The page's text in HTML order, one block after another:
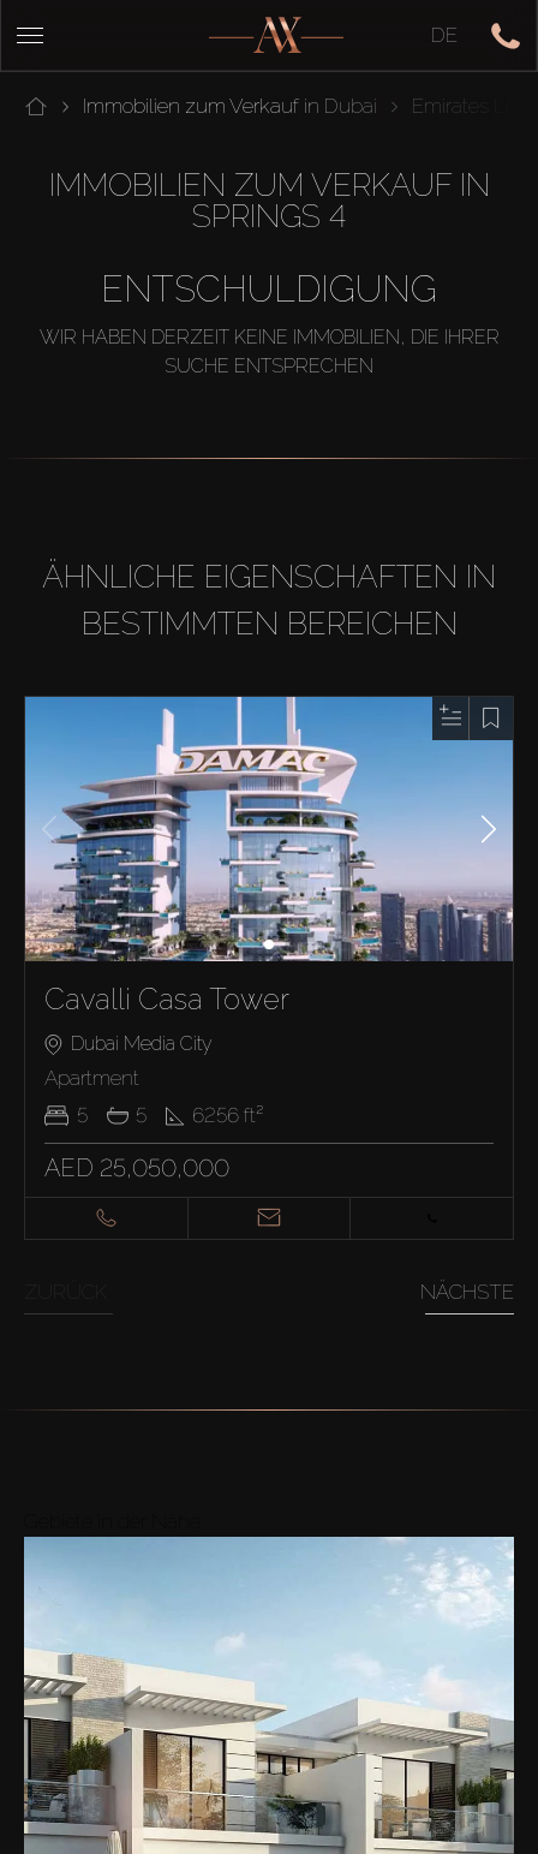
DE
Immobilien zum Verkauf in Dubai Emirates
IMMOBILIEN ZUM VERKAUF IN
SPRINGS 4
ENTSCHULDIGUNG
WIR HABEN DERZEIT KEINE IMMOBILIEN, DIE IHRER
SUCHE ENTSPRECHEN
ÄHNLICHE EIGENSCHAFTEN IN
BESTIMMTEN BEREICHEN
Cavalli Casa Tower
Dubai Media City
Apartment
5
5 6256 ft²
AED 25,050,000
NÄCHSTE